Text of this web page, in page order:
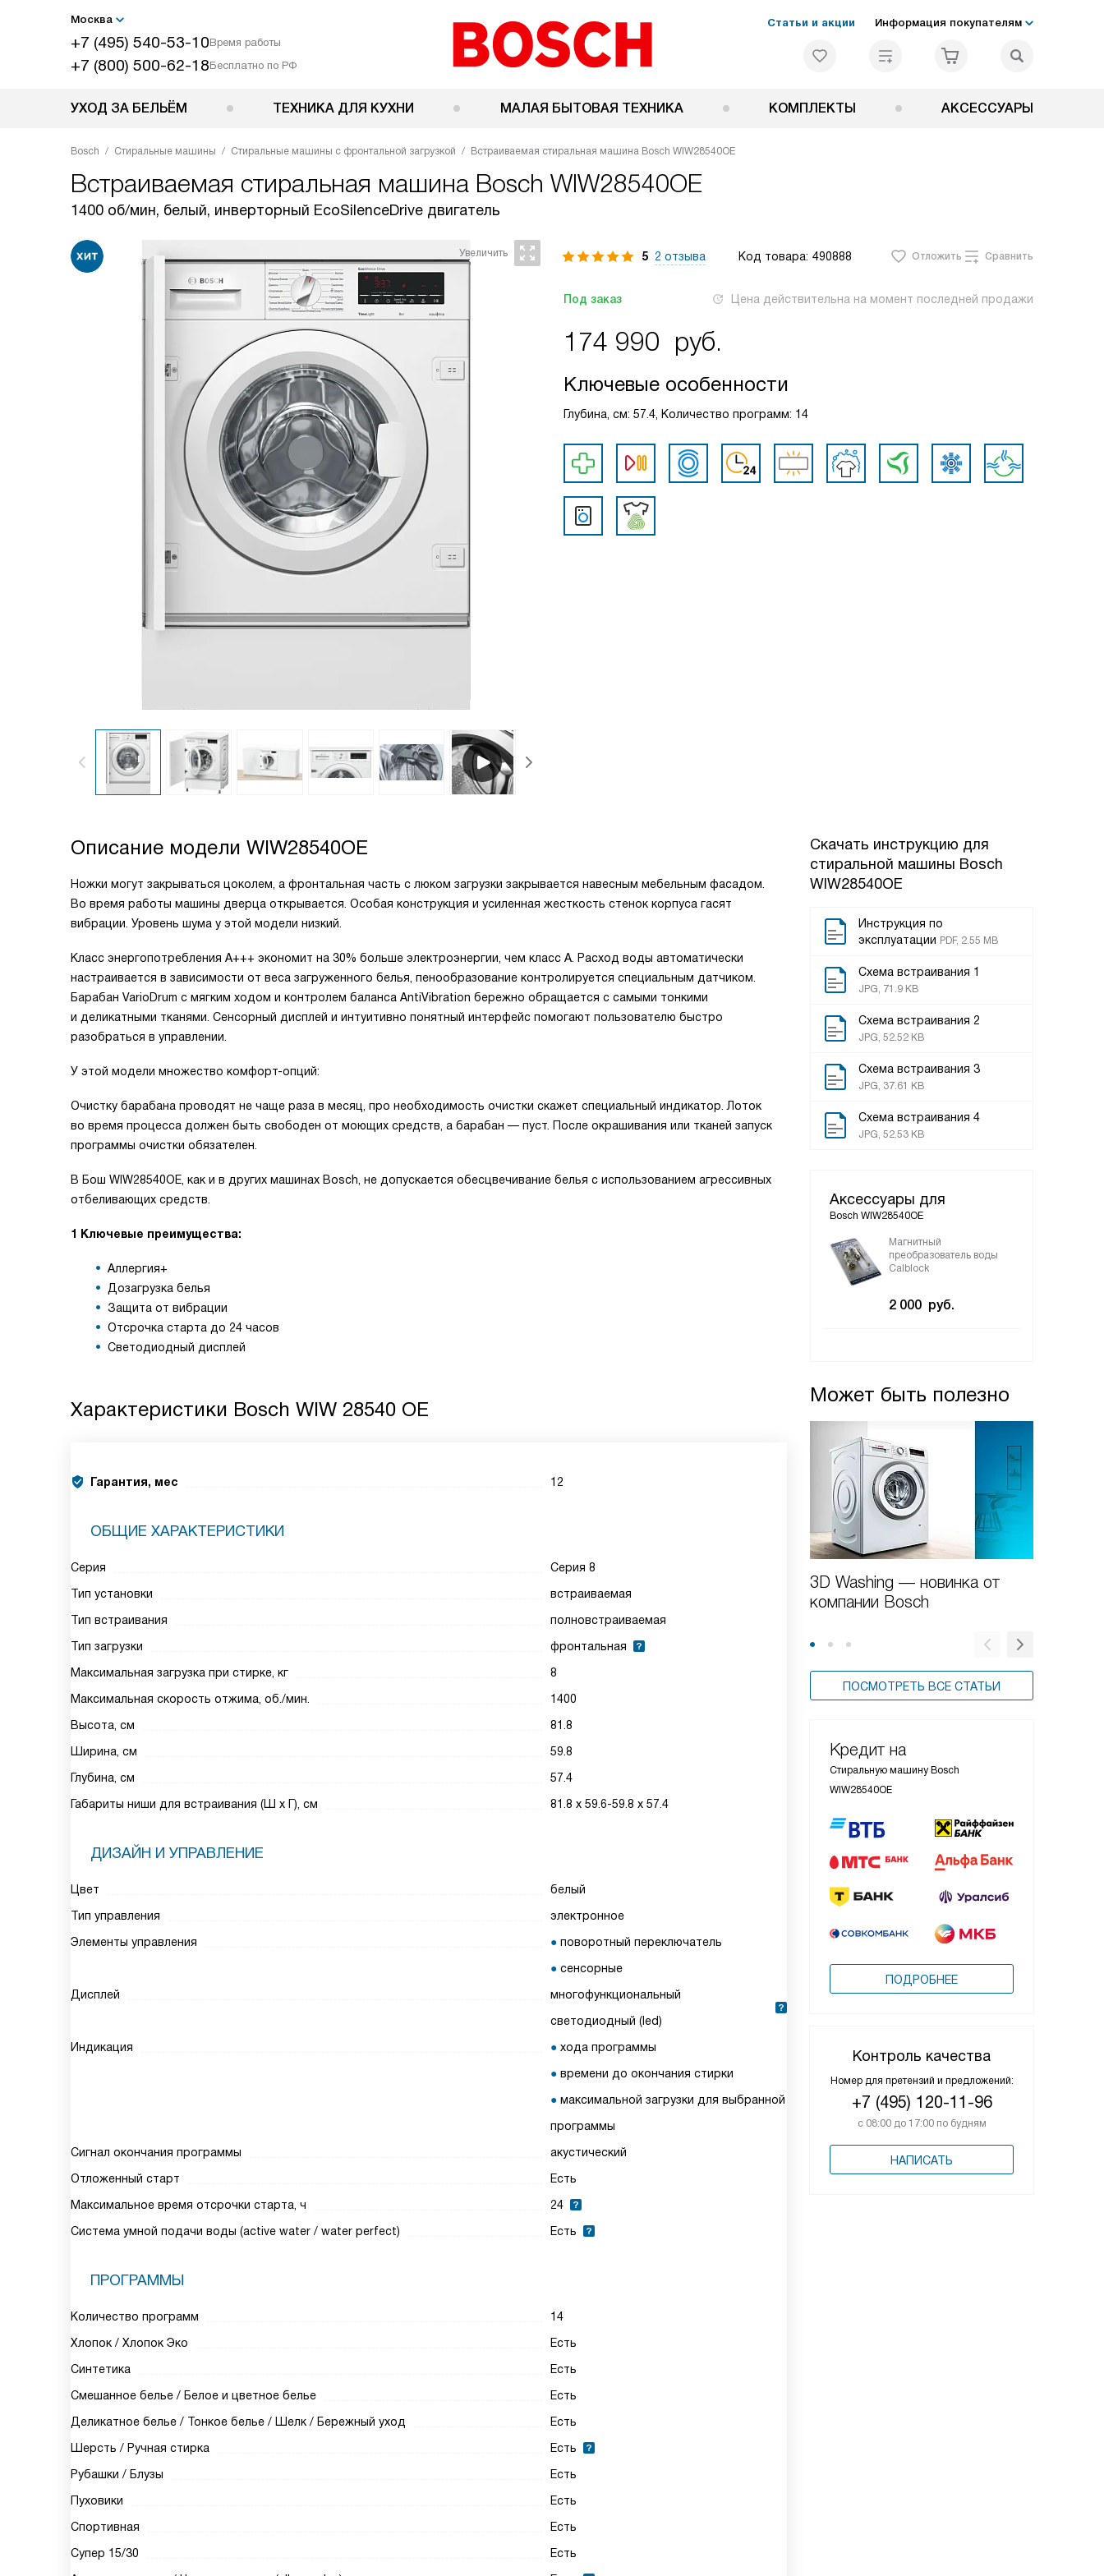
Москва
+7 (495) 540-53-10Время работы
+7 (800) 500-62-18Бесплатно по РФ
Статьи и акции Информация покупателям
УХОД ЗА БЕЛЬЁМ ТЕХНИКА ДЛЯ КУХНИ МАЛАЯ БЫТОВАЯ ТЕХНИКА КОМПЛЕКТЫ АКСЕССУАРЫ
Bosch Стиральные машины Стиральные машины с фронтальной загрузкой Встраиваемая стиральная машина Bosch WIW28540OE
Встраиваемая стиральная машина Bosch WIW28540OE
1400 об/мин, белый, инверторный EcoSilenceDrive двигатель
5 2 отзыва Код товара: 490888 Отложить Сравнить
Под заказ Цена действительна на момент последней продажи
174 990 руб.
Ключевые особенности
Глубина, см: 57.4, Количество программ: 14
Скачать инструкцию для
стиральной машины Bosch
WIW28540OE
Инструкция по
эксплуатации PDF, 2.55 MB
Схема встраивания 1
JPG, 71.9 KB
Схема встраивания 2
JPG, 52.52 KB
Схема встраивания 3
JPG, 37.61 KB
Схема встраивания 4
JPG, 52.53 KB
Аксессуары для
Bosch WIW28540OE
Магнитный
преобразователь воды
Calblock
2 000 руб.
Может быть полезно
3D Washing — новинка от
компании Bosch
ПОСМОТРЕТЬ ВСЕ СТАТЬИ
Кредит на
Стиральную машину Bosch
WIW28540OE
ПОДРОБНЕЕ
Контроль качества
Номер для претензий и предложений:
+7 (495) 120-11-96
с 08:00 до 17:00 по будням
НАПИСАТЬ
Описание модели WIW28540OE
Ножки могут закрываться цоколем, а фронтальная часть с люком загрузки закрывается навесным мебельным фасадом.
Во время работы машины дверца открывается. Особая конструкция и усиленная жесткость стенок корпуса гасят
вибрации. Уровень шума у этой модели низкий.
Класс энергопотребления A+++ экономит на 30% больше электроэнергии, чем класс A. Расход воды автоматически
настраивается в зависимости от веса загруженного белья, пенообразование контролируется специальным датчиком.
Барабан VarioDrum с мягким ходом и контролем баланса AntiVibration бережно обращается с самыми тонкими
и деликатными тканями. Сенсорный дисплей и интуитивно понятный интерфейс помогают пользователю быстро
разобраться в управлении.
У этой модели множество комфорт-опций:
Очистку барабана проводят не чаще раза в месяц, про необходимость очистки скажет специальный индикатор. Лоток
во время процесса должен быть свободен от моющих средств, а барабан — пуст. После окрашивания или тканей запуск
программы очистки обязателен.
В Бош WIW28540OE, как и в других машинах Bosch, не допускается обесцвечивание белья с использованием агрессивных
отбеливающих средств.
1 Ключевые преимущества:
Аллергия+
Дозагрузка белья
Защита от вибрации
Отсрочка старта до 24 часов
Светодиодный дисплей
Характеристики Bosch WIW 28540 OE
Гарантия, мес 12
ОБЩИЕ ХАРАКТЕРИСТИКИ
Серия
Серия 8
Тип установки
встраиваемая
Тип встраивания
полновстраиваемая
Тип загрузки
фронтальная
Максимальная загрузка при стирке, кг
8
Максимальная скорость отжима, об./мин.
1400
Высота, см
81.8
Ширина, см
59.8
Глубина, см
57.4
Габариты ниши для встраивания (Ш х Г), см
81.8 х 59.6-59.8 х 57.4
ДИЗАЙН И УПРАВЛЕНИЕ
Цвет
белый
Тип управления
электронное
Элементы управления
поворотный переключатель
сенсорные
Дисплей
многофункциональный
светодиодный (led)
Индикация
хода программы
времени до окончания стирки
максимальной загрузки для выбранной
программы
Сигнал окончания программы
акустический
Отложенный старт
Есть
Максимальное время отсрочки старта, ч
24
Система умной подачи воды (active water / water perfect)
Есть
ПРОГРАММЫ
Количество программ
14
Хлопок / Хлопок Эко
Есть
Синтетика
Есть
Смешанное белье / Белое и цветное белье
Есть
Деликатное белье / Тонкое белье / Шелк / Бережный уход
Есть
Шерсть / Ручная стирка
Есть
Рубашки / Блузы
Есть
Пуховики
Есть
Спортивная
Есть
Супер 15/30
Есть